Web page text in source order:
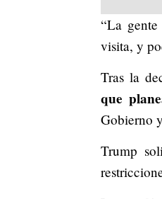
“La
visita, y
Tras la
que
Gobierno
Trump